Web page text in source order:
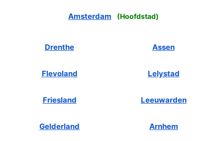
Amsterdam (Hoofdstad)
Drenthe Assen
Flevoland Lelystad
Friesland Leeuwarden
Gelderland Arnhem